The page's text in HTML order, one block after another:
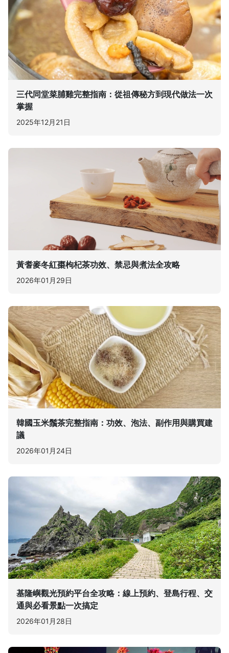
三代同堂菜脯雞完整指南：從祖傳秘方到現代做法一次
掌握
2025年12月21日
黃耆麥冬紅棗枸杞茶功效、禁忌與煮法全攻略
2026年01月29日
韓國玉米鬚茶完整指南：功效、泡法、副作用與購買建
議
2026年01月24日
基隆嶼觀光預約平台全攻略：線上預約、登島行程、交
通與必看景點一次搞定
2026年01月28日